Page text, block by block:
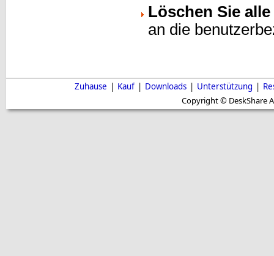
Löschen Sie
an die
Zuhause | Kauf | Downloads | Unterstützung |
Copyright © DeskShare